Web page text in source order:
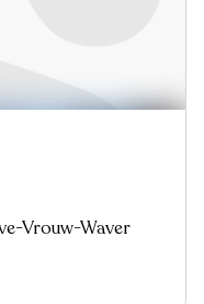
Vrouw-Waver